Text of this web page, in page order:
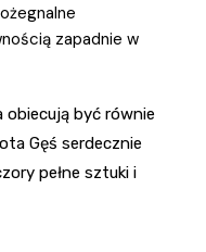
zapadnie w
obiecują być równie
Gęś serdecznie
pełne sztuki i